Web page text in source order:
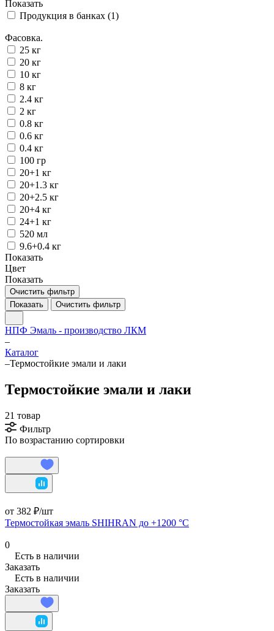
Показать
Продукция в банках (1)
Фасовка.
25 кг
20 кг
10 кг
8 кг
2.4 кг
2 кг
0.8 кг
0.6 кг
0.4 кг
100 гр
20+1 кг
20+1.3 кг
20+2.5 кг
20+4 кг
24+1 кг
520 мл
9.6+0.4 кг
Показать
Цвет
Показать
Очистить фильтр
Показать
Очистить фильтр
НПФ Эмаль - производство ЛКМ
–
Каталог
–Термостойкие эмали и лаки
Термостойкие эмали и лаки
21 товар
Фильтр
По возрастанию сортировки
от 382 ₽/шт
Термостойкая эмаль SHIHRAN до +1200 °C
0
Есть в наличии
Заказать
Есть в наличии
Заказать